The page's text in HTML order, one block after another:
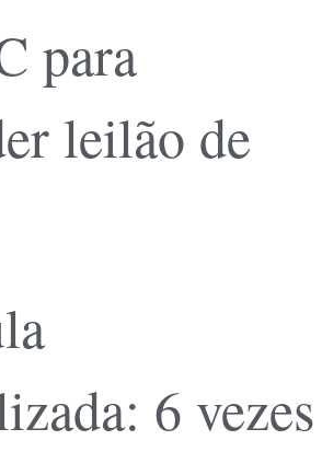
para
leilão de
6 vezes